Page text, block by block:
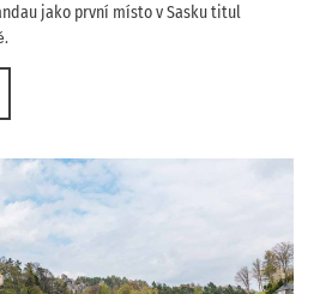
jako první místo v Sasku titul